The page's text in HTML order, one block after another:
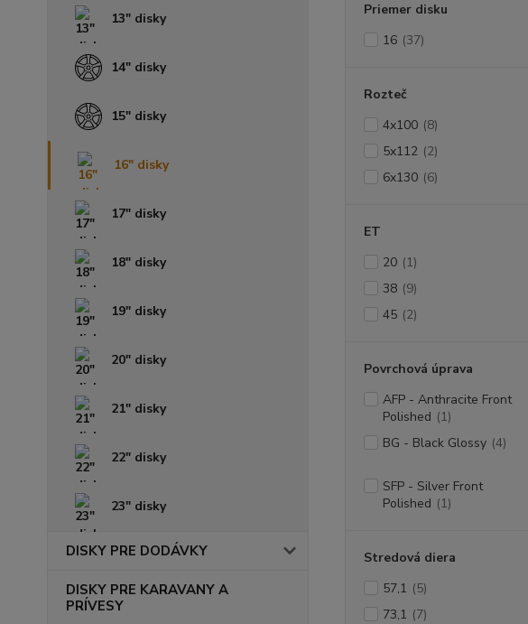
13" disky
14" disky
15" disky
16" disky
17" disky
18" disky
19" disky
20" disky
21" disky
22" disky
23" disky
DISKY PRE DODÁVKY
DISKY PRE KARAVANY A
PRÍVESY
Priemer disku
16 (37)
Rozteč
4x100 (8)
5x112 (2)
6x130 (6)
ET
20 (1)
38 (9)
45 (2)
Povrchová úprava
AFP - Anthracite Front
Polished (1)
BG - Black Glossy (4)
SFP - Silver Front
Polished (1)
Stredová diera
57,1 (5)
73,1 (7)